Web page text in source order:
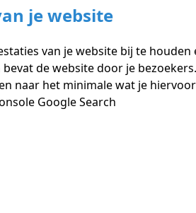
je website
van je website bij te
de website door je
naar het minimale wat je
Google Search